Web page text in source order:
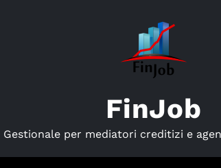
FinJob
Gestionale per mediatori creditizi e